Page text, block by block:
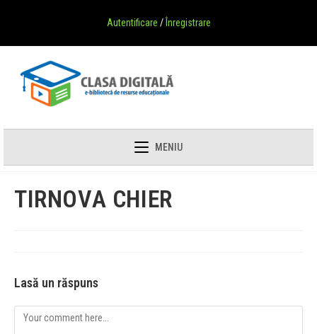
Autentificare / Înregistrare
MENIU
TIRNOVA CHIER
Lasă un răspuns